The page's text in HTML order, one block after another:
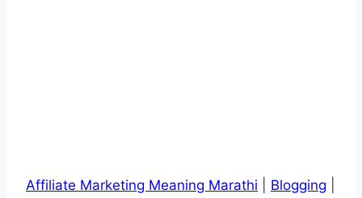
Affiliate Marketing Meaning Marathi Blogging